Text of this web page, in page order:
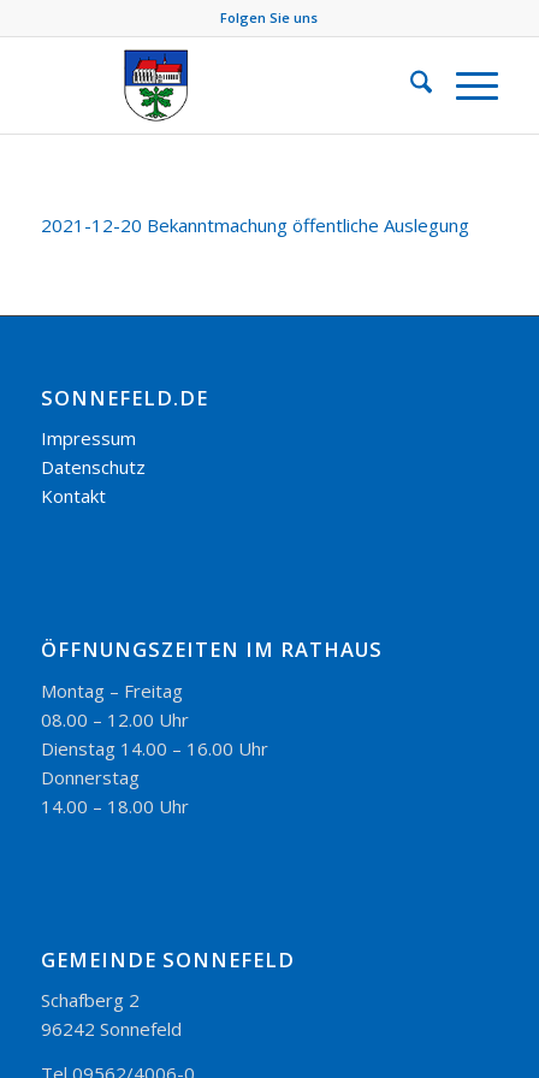
Folgen Sie uns
2021-12-20 Bekanntmachung öffentliche Auslegung
SONNEFELD.DE
Impressum
Datenschutz
Kontakt
ÖFFNUNGSZEITEN IM RATHAUS
Montag – Freitag
08.00 – 12.00 Uhr
Dienstag 14.00 – 16.00 Uhr
Donnerstag
14.00 – 18.00 Uhr
GEMEINDE SONNEFELD
Schafberg 2
96242 Sonnefeld